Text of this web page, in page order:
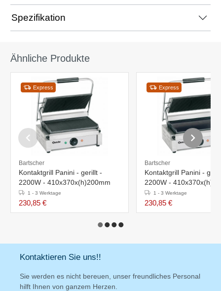
Spezifikation
Ähnliche Produkte
Express
Bartscher
Kontaktgrill Panini - gerillt -
2200W - 410x370x(h)200mm
1 - 3 Werktage
230,85 €
Express
Bartscher
Kontaktgrill Panini -
2200W -
1 - 3 Werktage
230,85 €
Kontaktieren Sie uns!!
Sie werden es nicht bereuen, unser freundliches Personal
hilft Ihnen von ganzem Herzen.